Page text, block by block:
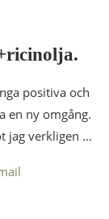
positiva och
en ny omgång.
jag verkligen …